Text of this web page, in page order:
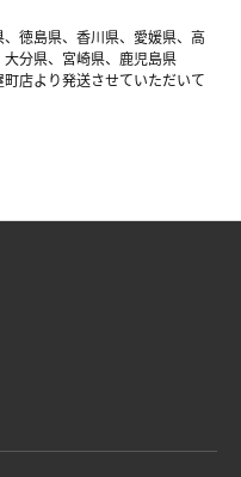
徳島県、香川県、愛媛県、高
分県、宮崎県、鹿児島県
店より発送させていただいて